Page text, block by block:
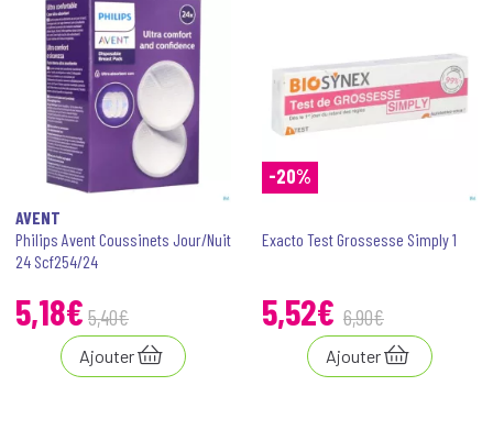
AVENT
Philips Avent Coussinets Jour/Nuit
24 Scf254/24
5,18€ 5,40€
Ajouter
-20%
Exacto Test Grossesse Simply 1
5,52€ 6,90€
Ajouter